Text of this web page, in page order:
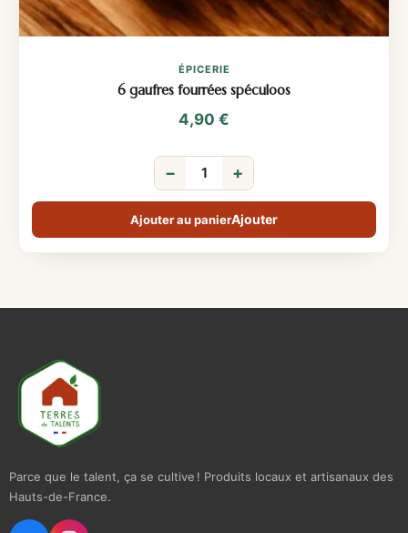
ÉPICERIE
6 gaufres fourrées spéculoos
4,90 €
− +
Ajouter au panier
Parce que le talent, ça se cultive ! Produits locaux et artisanaux des
Hauts-de-France.